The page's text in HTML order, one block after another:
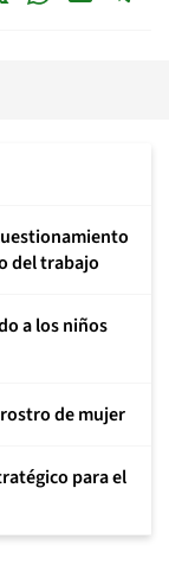
del trabajo
a los niños
de mujer
para el